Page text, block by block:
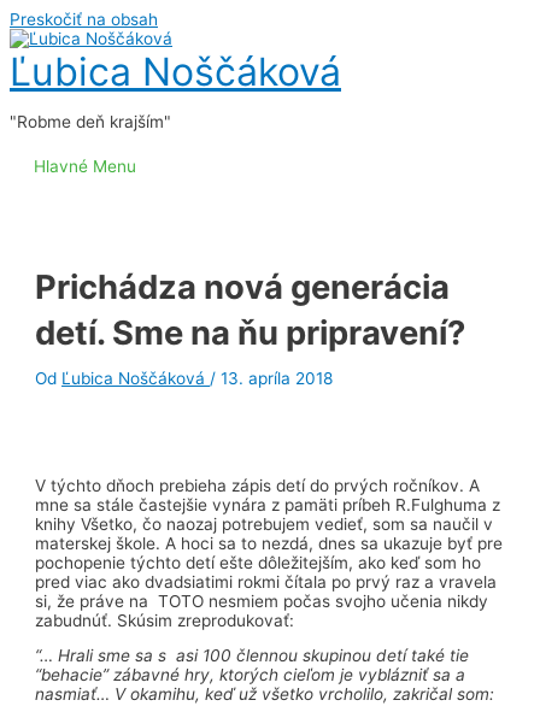
Preskočiť na obsah
Ľubica Noščáková
"Robme deň krajším"
Hlavné Menu
Prichádza nová generácia
detí. Sme na ňu pripravení?
Od Ľubica Noščáková /13. apríla 2018
V týchto dňoch prebieha zápis detí do prvých ročníkov. A
mne sa stále častejšie vynára z pamäti príbeh R.Fulghuma z
knihy Všetko, čo naozaj potrebujem vedieť, som sa naučil v
materskej škole. A hoci sa to nezdá, dnes sa ukazuje byť pre
pochopenie týchto detí ešte dôležitejším, ako keď som ho
pred viac ako dvadsiatimi rokmi čítala po prvý raz a vravela
si, že práve na TOTO nesmiem počas svojho učenia nikdy
zabudnúť. Skúsim zreprodukovať:
“… Hrali sme sa s asi 100 člennou skupinou detí také tie
“behacie” zábavné hry, ktorých cieľom je vyblázniť sa a
nasmiať… V okamihu, keď už všetko vrcholilo, zakričal som: